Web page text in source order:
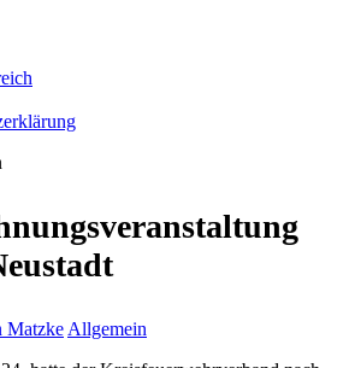
Matzke Allgemein